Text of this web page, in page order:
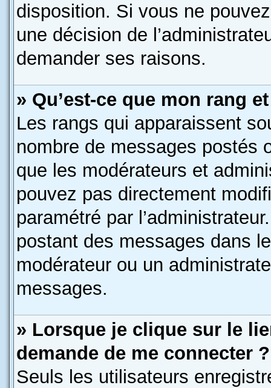
disposition. Si vous ne
une décision de
demander ses raisons.
» Qu’est-ce que mon rang
Les rangs qui apparaissent
nombre de messages postés
que les modérateurs et
pouvez pas directement
paramétré par
postant des messages dans
modérateur ou un
messages.
» Lorsque je clique sur le
demande de me connecter ?
Seuls les utilisateurs